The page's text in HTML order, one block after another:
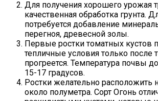
Для получения хорошего урожая
качественная обработка грунта.
потребуется добавление
перегноя, древесной золы.
Первые ростки томатных кустов
тепличные условия только после
прогреется. Температура почвы
15-17 градусов.
Ростки желательно расположить
около полуметра. Сорт Огонь